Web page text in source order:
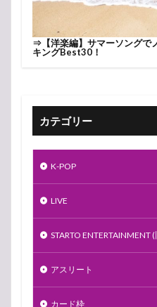
⇒ 【洋楽編】サマーソング
キングBest30！
カテゴリー
K-POP
LIVE
STARTO ENTERTAINMENT
アスリート
カード枠